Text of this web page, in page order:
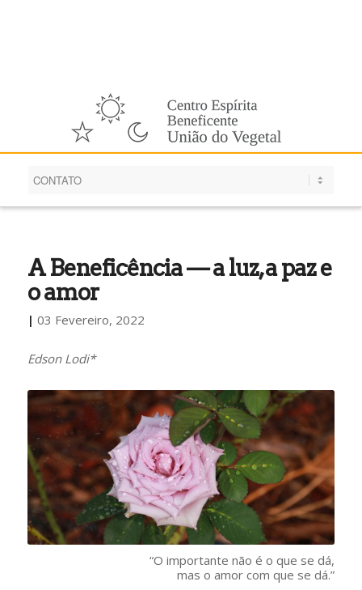
A Beneficência — a luz, a paz e
o amor
| 03 Fevereiro, 2022
Edson Lodi*
“O importante não é o que se dá,
mas o amor com que se dá.”